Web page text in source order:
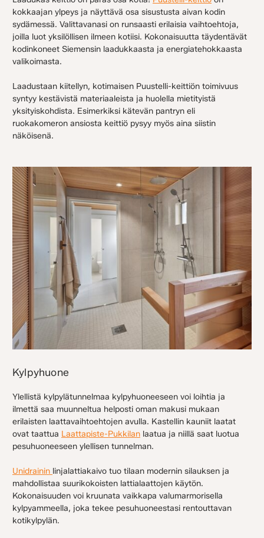
kokkaajan ylpeys ja näyttävä osa sisustusta aivan kodin
sydämessä. Valittavanasi on runsaasti erilaisia vaihtoehtoja,
joilla luot yksilöllisen ilmeen kotiisi. Kokonaisuutta täydentävät
kodinkoneet Siemensin laadukkaasta ja energiatehokkaasta
valikoimasta.
Laadustaan kiitellyn, kotimaisen Puustelli-keittiön toimivuus
syntyy kestävistä materiaaleista ja huolella mietityistä
yksityiskohdista. Esimerkiksi kätevän pantryn eli
ruokakomeron ansiosta keittiö pysyy myös aina siistin
näköisenä.
Kylpyhuone
Ylellistä kylpylätunnelmaa kylpyhuoneeseen voi loihtia ja
ilmettä saa muunneltua helposti oman makusi mukaan
erilaisten laattavaihtoehtojen avulla. Kastellin kauniit laatat
ovat taattua Laattapiste-Pukkilan laatua ja niillä saat luotua
pesuhuoneeseen ylellisen tunnelman.
Unidrainin linjalattiakaivo tuo tilaan modernin silauksen ja
mahdollistaa suurikokoisten lattialaattojen käytön.
Kokonaisuuden voi kruunata vaikkapa valumarmorisella
kylpyammeella, joka tekee pesuhuoneestasi rentouttavan
kotikylpylän.